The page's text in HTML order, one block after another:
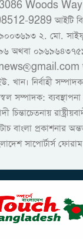
Woods
9289 আইটি
২. মো.
অথবা
নির্বাহী
সম্পাদক:
প্রকাশনার
সাপোর্টার্স